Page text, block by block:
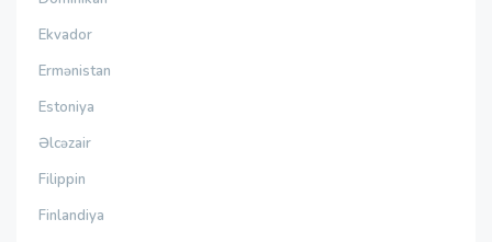
Ekvador
Ermənistan
Estoniya
Əlcəzair
Filippin
Finlandiya